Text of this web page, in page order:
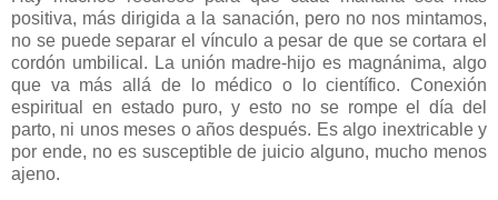
positiva, más dirigida a la sanación, pero no nos mintamos,
no se puede separar el vínculo a pesar de que se cortara el
cordón umbilical. La unión madre-hijo es magnánima, algo
que va más allá de lo médico o lo científico. Conexión
espiritual en estado puro, y esto no se rompe el día del
parto, ni unos meses o años después. Es algo inextricable y
por ende, no es susceptible de juicio alguno, mucho menos
ajeno.